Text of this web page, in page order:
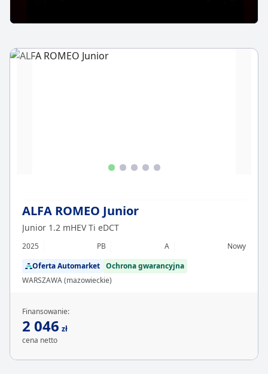
ALFA ROMEO Junior
Junior 1.2 mHEV Ti eDCT
2025 PB A
Nowy
Oferta Automarket Ochrona gwarancyjna
WARSZAWA (mazowieckie)
Finansowanie:
2 046 zł
cena netto